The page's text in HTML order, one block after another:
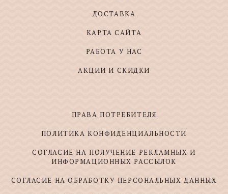
ДОСТАВКА
КАРТА САЙТА
РАБОТА У НАС
АКЦИИ И СКИДКИ
ПРАВА ПОТРЕБИТЕЛЯ
ПОЛИТИКА КОНФИДЕНЦИАЛЬНОСТИ
СОГЛАСИЕ НА ПОЛУЧЕНИЕ РЕКЛАМНЫХ И
ИНФОРМАЦИОННЫХ РАССЫЛОК
СОГЛАСИЕ НА ОБРАБОТКУ ПЕРСОНАЛЬНЫХ ДАННЫХ